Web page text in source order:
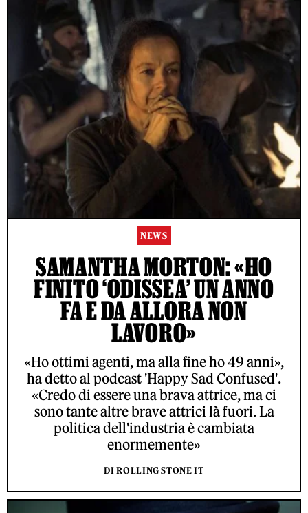
NEWS
SAMANTHA MORTON: «HO
FINITO ‘ODISSEA’ UN ANNO
FA E DA ALLORA NON
LAVORO»
«Ho ottimi agenti, ma alla fine ho 49 anni»,
ha detto al podcast 'Happy Sad Confused'.
«Credo di essere una brava attrice, ma ci
sono tante altre brave attrici là fuori. La
politica dell'industria è cambiata
enormemente»
DI ROLLING STONE IT